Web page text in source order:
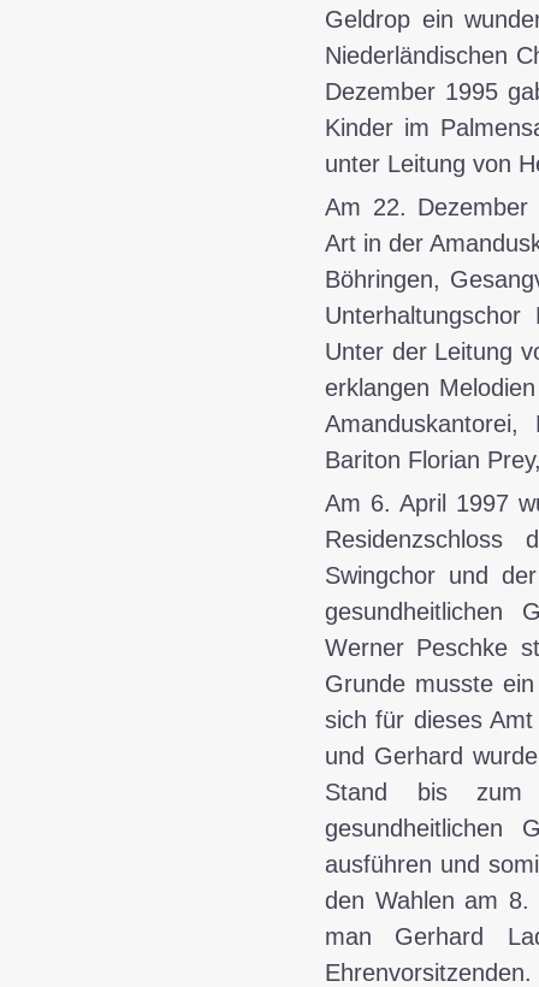
Geldrop ein
Niederländischen
Dezember 1995
Kinder im
unter Leitung von
Am 22. Dezember
Art in der
Böhringen,
Unter der Leitung
erklangen
Bariton Florian
Am 6. April 1997
Swingchor und
gesundheitlichen
Werner Peschke
Grunde musste
sich für dieses
und Gerhard
Stand bis zum
gesundheitlichen
ausführen und
den Wahlen am 8.
man Gerhard